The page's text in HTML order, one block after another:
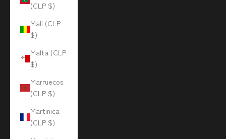
(CLP $)
Mali (CLP
$)
Malta (CLP
$)
Marruecos
(CLP $)
Martinica
(CLP $)